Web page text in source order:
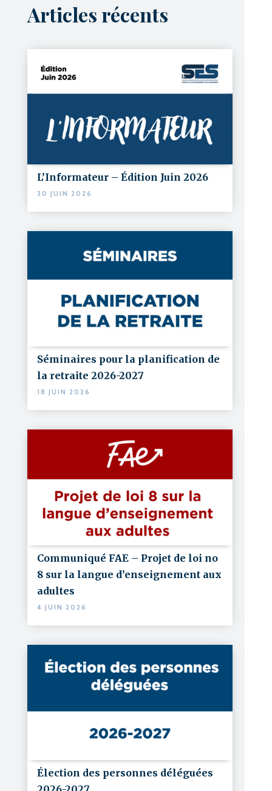
Articles récents
L’Informateur – Édition Juin 2026
30 JUIN 2026
Séminaires pour la planification de
la retraite 2026-2027
18 JUIN 2026
Communiqué FAE – Projet de loi no
8 sur la langue d’enseignement aux
adultes
4 JUIN 2026
Élection des personnes déléguées